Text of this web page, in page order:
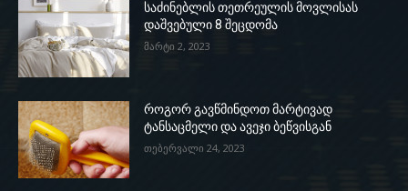
საძინებლის თეთრეულის მოვლისას
დაშვებული 8 შეცდომა
მარტი 2, 2023
როგორ გავწმინდოთ მარტივად
ტანსაცმელი და ავეჯი ბეწვისგან
თებერვალი 24, 2023